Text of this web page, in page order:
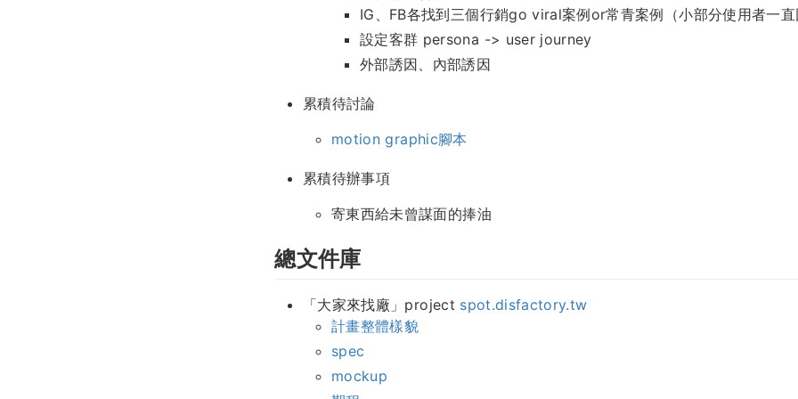
IG、FB各找到三個行銷go viral案例or常青案例（小部分使用者一
設定客群 persona -> user journey
外部誘因、內部誘因
累積待討論
motion graphic腳本
累積待辦事項
寄東西給未曾謀面的捧油
總文件庫
「大家來找廠」project spot.disfactory.tw
計畫整體樣貌
spec
mockup